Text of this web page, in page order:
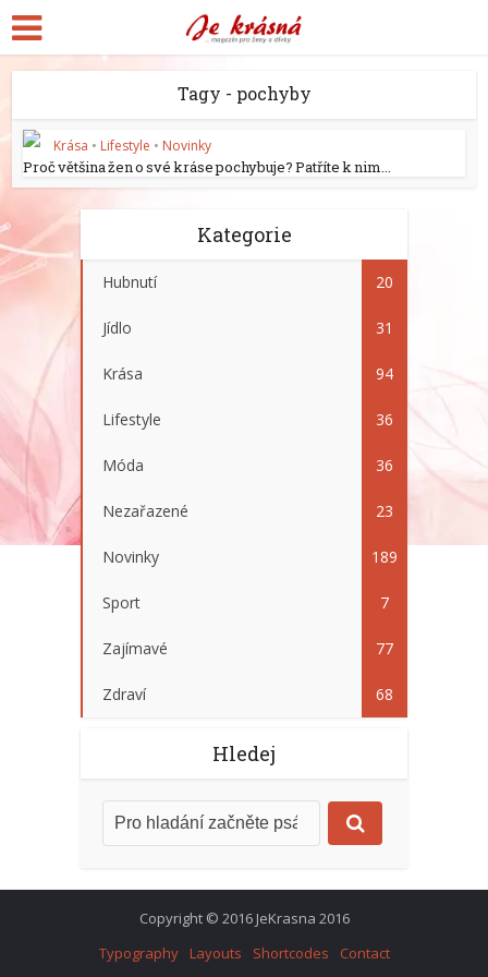
Tagy - pochyby
Krása • Lifestyle • Novinky
Proč většina žen o své kráse pochybuje? Patříte k nim...
Kategorie
Hubnutí 20
Jídlo 31
Krása 94
Lifestyle 36
Móda 36
Nezařazené 23
Novinky 189
Sport 7
Zajímavé 77
Zdraví 68
Hledej
Copyright © 2016 JeKrasna 2016
Typography
Layouts Shortcodes Contact